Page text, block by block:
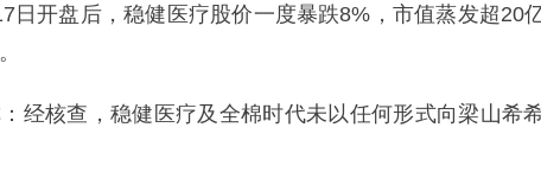
日开盘后，稳健医疗股价一度暴跌8%，市值蒸发超20
经核查，稳健医疗及全棉时代未以任何形式向梁山希